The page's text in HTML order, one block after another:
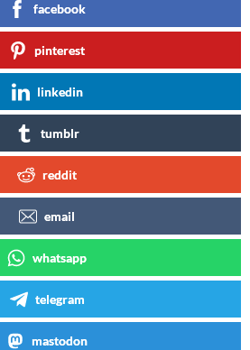
facebook
pinterest
linkedin
tumblr
reddit
email
whatsapp
telegram
mastodon